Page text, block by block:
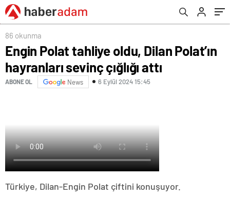
86 okunma
Engin Polat tahliye oldu, Dilan Polat’ın
hayranları sevinç çığlığı attı
ABONE OL News 6 Eylül 2024 15:45
Türkiye, Dilan-Engin Polat çiftini konuşuyor.